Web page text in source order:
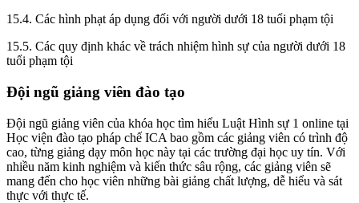
15.4. Các hình phạt áp dụng đối với người dưới 18 tuổi phạm tội
15.5. Các quy định khác về trách nhiệm hình sự của người dưới 18
tuổi phạm tội
Đội ngũ giảng viên đào tạo
Đội ngũ giảng viên của khóa học tìm hiểu Luật Hình sự 1 online tại
Học viện đào tạo pháp chế ICA bao gồm các giảng viên có trình độ
cao, từng giảng dạy môn học này tại các trường đại học uy tín. Với
nhiều năm kinh nghiệm và kiến thức sâu rộng, các giảng viên sẽ
mang đến cho học viên những bài giảng chất lượng, dễ hiểu và sát
thực với thực tế.